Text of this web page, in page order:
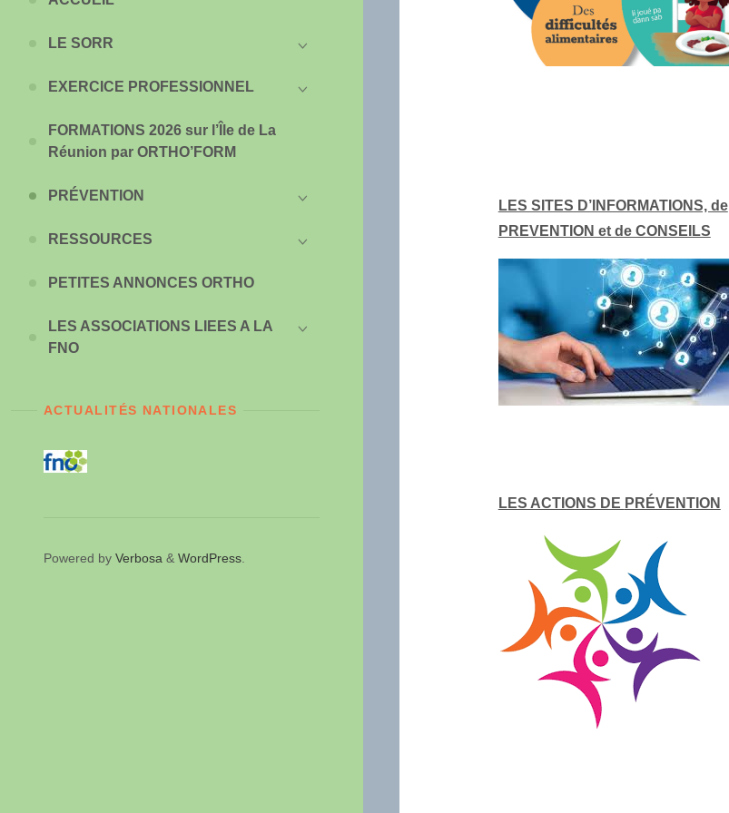
LE SORR
EXERCICE PROFESSIONNEL
FORMATIONS 2026 sur l’Île de La
Réunion par ORTHO’FORM
PRÉVENTION
RESSOURCES
PETITES ANNONCES ORTHO
LES ASSOCIATIONS LIEES A LA
FNO
ACTUALITÉS NATIONALES
Powered by Verbosa & WordPress
LES SITES D’INFORMATIONS, de
PREVENTION et de CONSEILS
LES ACTIONS DE PRÉVENTION